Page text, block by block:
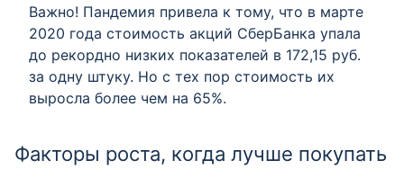
Важно! Пандемия привела к тому, что в марте
2020 года стоимость акций СберБанка упала
до рекордно низких показателей в 172,15 руб.
за одну штуку. Но с тех пор стоимость их
выросла более чем на 65%.
Факторы роста, когда лучше покупать